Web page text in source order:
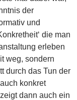
der
und
die man
erleben
weg, sondern
durch das Tun der
konkret
dann auch ein